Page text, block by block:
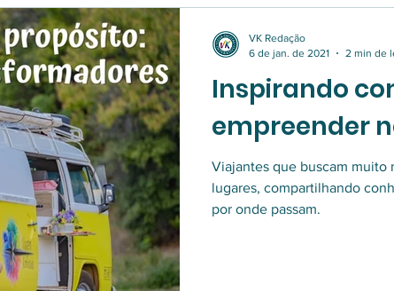
Inspirando
empreender
Viajantes que buscam muito
lugares, compartilhando
por onde passam.
VK Redação
6 de jan. de 2021
2 min de